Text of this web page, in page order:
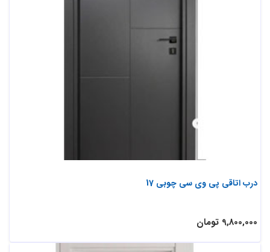
درب اتاقی پی وی سی چوبی 17
9,800,000 تومان